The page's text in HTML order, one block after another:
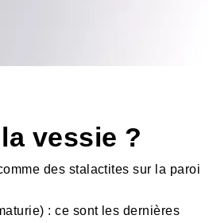
vessie ?
des stalactites sur la paroi
: ce sont les dernières